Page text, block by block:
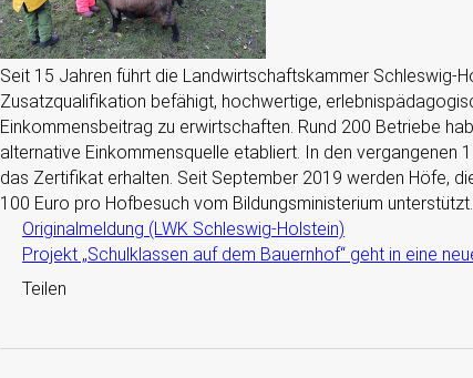
Seit 15 Jahren führt die Landwirtschaftskammer Schleswig-
Zusatzqualifikation befähigt, hochwertige,
Einkommensbeitrag zu erwirtschaften. Rund 200 Betriebe
alternative Einkommensquelle etabliert. In den vergangenen
das Zertifikat erhalten. Seit September 2019 werden Höfe,
100 Euro pro Hofbesuch vom Bildungsministerium unterstützt.
Originalmeldung (LWK Schleswig-Holstein)
Projekt „Schulklassen auf dem Bauernhof“ geht in eine
Teilen